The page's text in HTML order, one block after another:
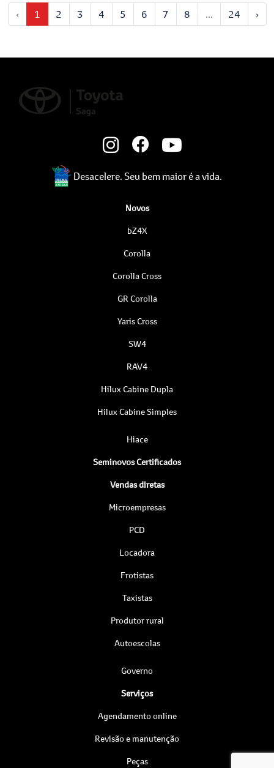
‹ 1 2 3 4 5 6 7 8 ... 24 ›
Desacelere. Seu bem maior é a vida.
Novos
bZ4X
Corolla
Corolla Cross
GR Corolla
Yaris Cross
SW4
RAV4
Hilux Cabine Dupla
Hilux Cabine Simples
Hiace
Seminovos Certificados
Vendas diretas
Microempresas
PCD
Locadora
Frotistas
Taxistas
Produtor rural
Autoescolas
Governo
Serviços
Agendamento online
Revisão e manutenção
Peças